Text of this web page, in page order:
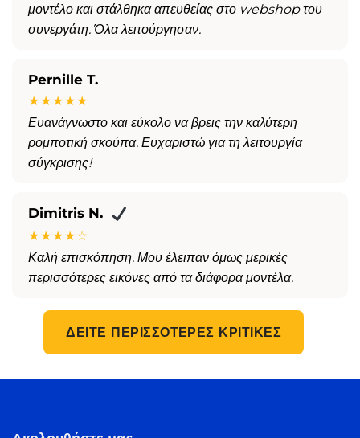
μοντέλο και στάλθηκα απευθείας στο webshop του
συνεργάτη. Όλα λειτούργησαν.
Pernille T.
★★★★★
Ευανάγνωστο και εύκολο να βρεις την καλύτερη
ρομποτική σκούπα. Ευχαριστώ για τη λειτουργία
σύγκρισης!
Dimitris N.
★★★★☆
Καλή επισκόπηση. Μου έλειπαν όμως μερικές
περισσότερες εικόνες από τα διάφορα μοντέλα.
ΔΕΊΤΕ ΠΕΡΙΣΣΌΤΕΡΕΣ ΚΡΙΤΙΚΈΣ